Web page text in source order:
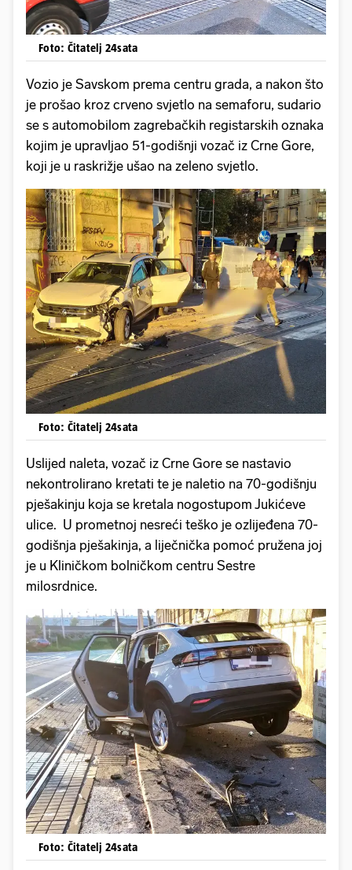
Foto: Čitatelj 24sata
Vozio je Savskom prema centru grada, a nakon što
je prošao kroz crveno svjetlo na semaforu, sudario
se s automobilom zagrebačkih registarskih oznaka
kojim je upravljao 51-godišnji vozač iz Crne Gore,
koji je u raskrižje ušao na zeleno svjetlo.
Foto: Čitatelj 24sata
Uslijed naleta, vozač iz Crne Gore se nastavio
nekontrolirano kretati te je naletio na 70-godišnju
pješakinju koja se kretala nogostupom Jukićeve
ulice. U prometnoj nesreći teško je ozlijeđena 70-
godišnja pješakinja, a liječnička pomoć pružena joj
je u Kliničkom bolničkom centru Sestre
milosrdnice.
Foto: Čitatelj 24sata